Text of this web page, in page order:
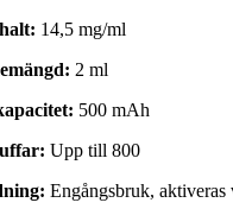
14,5 mg/ml
2 ml
500 mAh
Upp till 800
Engångsbruk,